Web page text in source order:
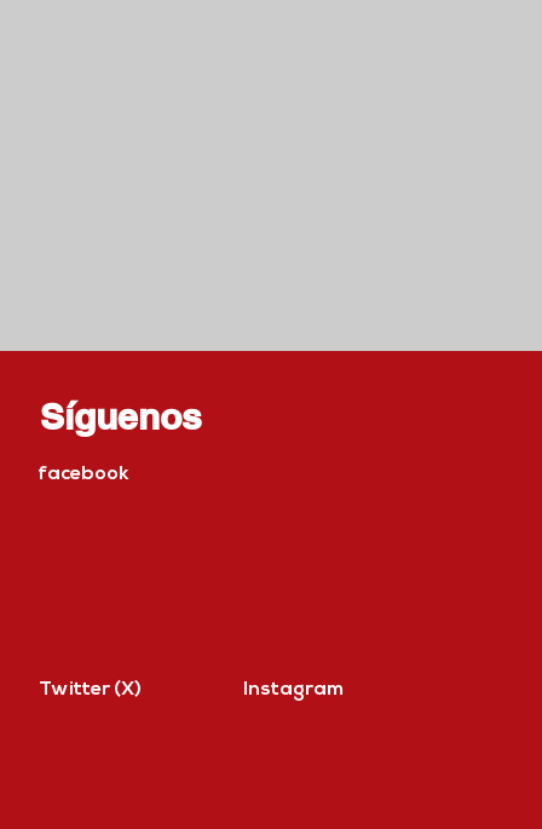
Síguenos
facebook
Twitter (X) Instagram